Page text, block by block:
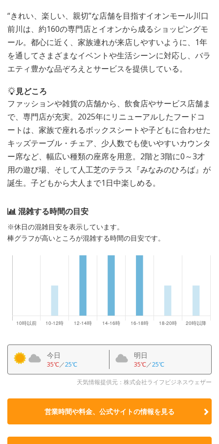
“きれい、楽しい、親切”な店舗を目指すイオンモール川口
前川は、約160の専門店とイオンから成るショッピングモ
ール。都心に近く、家族連れが来店しやすいように、1年
を通してさまざまなイベントや生活シーンに対応し、バラ
エティ豊かな品ぞろえとサービスを提供している。
見どころ
ファッションや雑貨の店舗から、飲食店やサービス店舗ま
で、専門店が充実。2025年にリニューアルしたフードコ
ートは、家族で座れるボックスシートや子どもに合わせた
キッズテーブル・チェア、少人数でも使いやすいカウンタ
ー席など、幅広い種類の座席を用意。2階と3階に0～3才
用の遊び場、そして人工芝のテラス『みなみのひろば』が
誕生。子どもから大人まで1日中楽しめる。
混雑する時間の目安
※休日の混雑目安を表示しています。
棒グラフが高いところが混雑する時間の目安です。
今日
35℃／25℃
明日
35℃／25℃
天気情報提供元：株式会社ライフビジネスウェザー
営業時間や料金、公式サイトの情報を見る